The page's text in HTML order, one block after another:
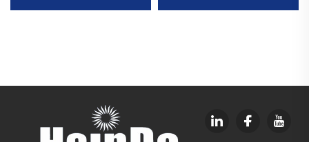
Toz Kaplama Püskürtme
Krom Toz Kaplama Boya